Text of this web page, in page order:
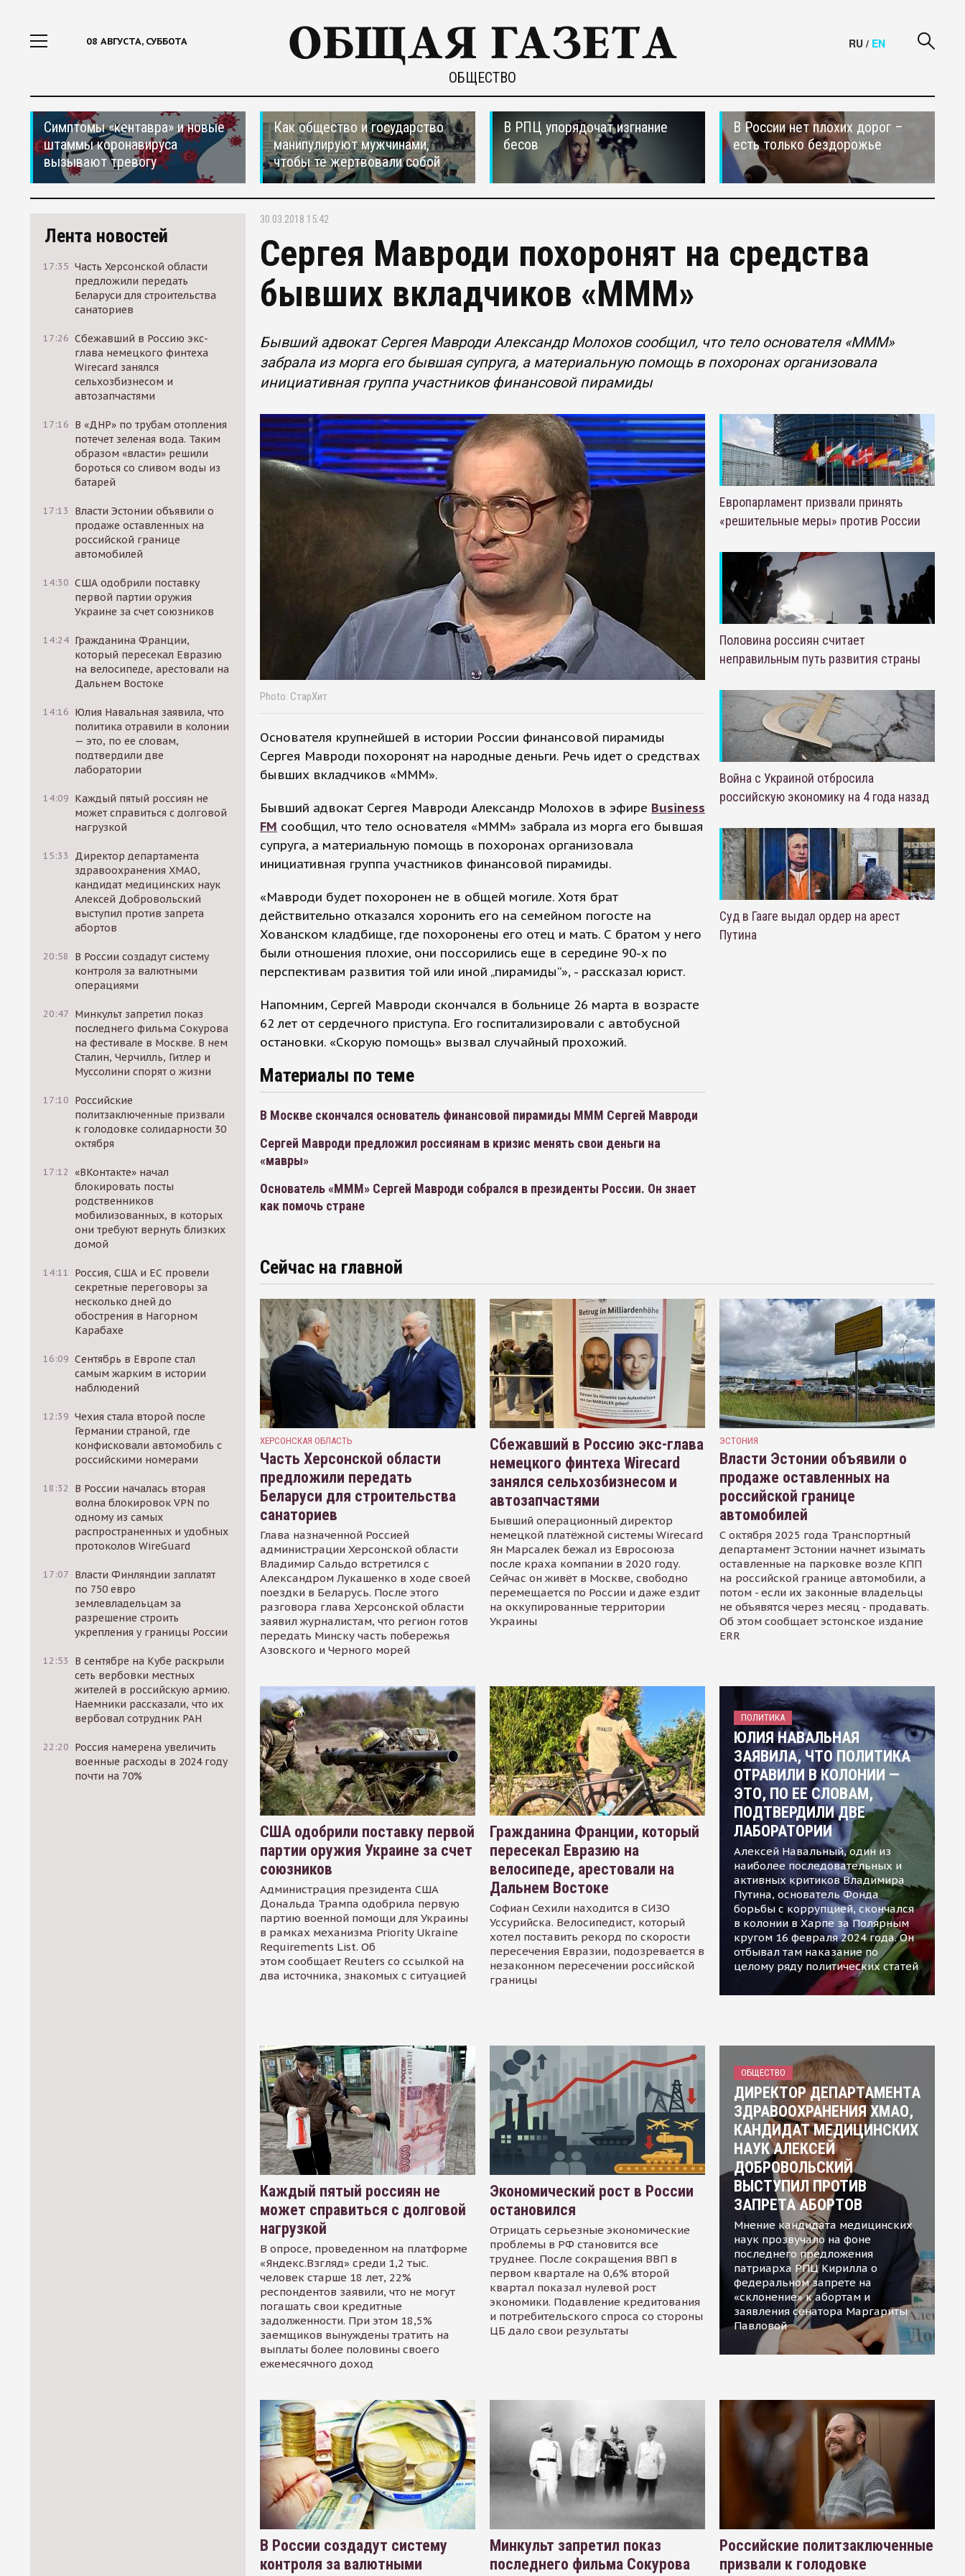
08 АВГУСТА, СУББОТА
ОБЩЕСТВО
RU / EN
Симптомы «кентавра» и новые
штаммы коронавируса
вызывают тревогу
Как общество и государство
манипулируют мужчинами,
чтобы те жертвовали собой
В РПЦ упорядочат изгнание
бесов
В России нет плохих дорог –
есть только бездорожье
Лента новостей
17:35 Часть Херсонской области
предложили передать
Беларуси для строительства
санаториев
17:26 Сбежавший в Россию экс-
глава немецкого финтеха
Wirecard занялся
сельхозбизнесом и
автозапчастями
17:16 В «ДНР» по трубам отопления
потечет зеленая вода. Таким
образом «власти» решили
бороться со сливом воды из
батарей
17:13
Власти Эстонии объявили о
продаже оставленных на
российской границе
автомобилей
14:30 США одобрили поставку
первой партии оружия
Украине за счет союзников
14:24 Гражданина Франции,
который пересекал Евразию
на велосипеде, арестовали на
Дальнем Востоке
14:16 Юлия Навальная заявила, что
политика отравили в колонии
— это, по ее словам,
подтвердили две
лаборатории
14:09 Каждый пятый россиян не
может справиться с долговой
нагрузкой
15:33
Директор департамента
здравоохранения ХМАО,
кандидат медицинских наук
Алексей Добровольский
выступил против запрета
абортов
20:58
В России создадут систему
контроля за валютными
операциями
20:47 Минкульт запретил показ
последнего фильма Сокурова
на фестивале в Москве. В нем
Сталин, Черчилль, Гитлер и
Муссолини спорят о жизни
17:10 Российские
политзаключенные призвали
к голодовке солидарности 30
октября
17:12 «ВКонтакте» начал
блокировать посты
родственников
мобилизованных, в которых
они требуют вернуть близких
домой
14:11
Россия, США и ЕС провели
секретные переговоры за
несколько дней до
обострения в Нагорном
Карабахе
16:09 Сентябрь в Европе стал
самым жарким в истории
наблюдений
12:39 Чехия стала второй после
Германии страной, где
конфисковали автомобиль с
российскими номерами
18:32
В России началась вторая
волна блокировок VPN по
одному из самых
распространенных и удобных
протоколов WireGuard
17:07 Власти Финляндии заплатят
по 750 евро
землевладельцам за
разрешение строить
укрепления у границы России
12:53
В сентябре на Кубе раскрыли
сеть вербовки местных
жителей в российскую армию.
Наемники рассказали, что их
вербовал сотрудник РАН
22:20 Россия намерена увеличить
военные расходы в 2024 году
почти на 70%
30.03.2018 15:42
Сергея Мавроди похоронят на средства
бывших вкладчиков «МММ»
Бывший адвокат Сергея Мавроди Александр Молохов сообщил, что тело основателя «МММ»
забрала из морга его бывшая супруга, а материальную помощь в похоронах организовала
инициативная группа участников финансовой пирамиды
Photo: СтарХит
Основателя крупнейшей в истории России финансовой пирамиды
Сергея Мавроди похоронят на народные деньги. Речь идет о средствах
бывших вкладчиков «МММ».
Бывший адвокат Сергея Мавроди Александр Молохов в эфире Business
FM сообщил, что тело основателя «МММ» забрала из морга его бывшая
супруга, а материальную помощь в похоронах организовала
инициативная группа участников финансовой пирамиды.
«Мавроди будет похоронен не в общей могиле. Хотя брат
действительно отказался хоронить его на семейном погосте на
Хованском кладбище, где похоронены его отец и мать. С братом у него
были отношения плохие, они поссорились еще в середине 90-х по
перспективам развития той или иной „пирамиды“», - рассказал юрист.
Напомним, Сергей Мавроди скончался в больнице 26 марта в возрасте
62 лет от сердечного приступа. Его госпитализировали с автобусной
остановки. «Скорую помощь» вызвал случайный прохожий.
Материалы по теме
В Москве скончался основатель финансовой пирамиды МММ Сергей Мавроди
Сергей Мавроди предложил россиянам в кризис менять свои деньги на
«мавры»
Основатель «МММ» Сергей Мавроди собрался в президенты России. Он знает
как помочь стране
Европарламент призвали принять
«решительные меры» против России
Половина россиян считает
неправильным путь развития страны
Война с Украиной отбросила
российскую экономику на 4 года назад
Суд в Гааге выдал ордер на арест
Путина
Сейчас на главной
ХЕРСОНСКАЯ ОБЛАСТЬ
Часть Херсонской области
предложили передать
Беларуси для строительства
санаториев
Глава назначенной Россией
администрации Херсонской области
Владимир Сальдо встретился с
Александром Лукашенко в ходе своей
поездки в Беларусь. После этого
разговора глава Херсонской области
заявил журналистам, что регион готов
передать Минску часть побережья
Азовского и Черного морей
Сбежавший в Россию экс-глава
немецкого финтеха Wirecard
занялся сельхозбизнесом и
автозапчастями
Бывший операционный директор
немецкой платёжной системы Wirecard
Ян Марсалек бежал из Евросоюза
после краха компании в 2020 году.
Сейчас он живёт в Москве, свободно
перемещается по России и даже ездит
на оккупированные территории
Украины
ЭСТОНИЯ
Власти Эстонии объявили о
продаже оставленных на
российской границе
автомобилей
С октября 2025 года Транспортный
департамент Эстонии начнет изымать
оставленные на парковке возле КПП
на российской границе автомобили, а
потом - если их законные владельцы
не объявятся через месяц - продавать.
Об этом сообщает эстонское издание
ERR
США одобрили поставку первой
партии оружия Украине за счет
союзников
Администрация президента США
Дональда Трампа одобрила первую
партию военной помощи для Украины
в рамках механизма Priority Ukraine
Requirements List. Об
этом сообщает Reuters со ссылкой на
два источника, знакомых с ситуацией
Гражданина Франции, который
пересекал Евразию на
велосипеде, арестовали на
Дальнем Востоке
Софиан Сехили находится в СИЗО
Уссурийска. Велосипедист, который
хотел поставить рекорд по скорости
пересечения Евразии, подозревается в
незаконном пересечении российской
границы
ПОЛИТИКА
ЮЛИЯ НАВАЛЬНАЯ
ЗАЯВИЛА, ЧТО ПОЛИТИКА
ОТРАВИЛИ В КОЛОНИИ —
ЭТО, ПО ЕЕ СЛОВАМ,
ПОДТВЕРДИЛИ ДВЕ
ЛАБОРАТОРИИ
Алексей Навальный, один из
наиболее последовательных и
активных критиков Владимира
Путина, основатель Фонда
борьбы с коррупцией, скончался
в колонии в Харпе за Полярным
кругом 16 февраля 2024 года. Он
отбывал там наказание по
целому ряду политических статей
Каждый пятый россиян не
может справиться с долговой
нагрузкой
В опросе, проведенном на платформе
«Яндекс.Взгляд» среди 1,2 тыс.
человек старше 18 лет, 22%
респондентов заявили, что не могут
погашать свои кредитные
задолженности. При этом 18,5%
заемщиков вынуждены тратить на
выплаты более половины своего
ежемесячного доход
Экономический рост в России
остановился
Отрицать серьезные экономические
проблемы в РФ становится все
труднее. После сокращения ВВП в
первом квартале на 0,6% второй
квартал показал нулевой рост
экономики. Подавление кредитования
и потребительского спроса со стороны
ЦБ дало свои результаты
ОБЩЕСТВО
ДИРЕКТОР ДЕПАРТАМЕНТА
ЗДРАВООХРАНЕНИЯ ХМАО,
КАНДИДАТ МЕДИЦИНСКИХ
НАУК АЛЕКСЕЙ
ДОБРОВОЛЬСКИЙ
ВЫСТУПИЛ ПРОТИВ
ЗАПРЕТА АБОРТОВ
Мнение кандидата медицинских
наук прозвучало на фоне
последнего предложения
патриарха РПЦ Кирилла о
федеральном запрете на
«склонение» к абортам и
заявления сенатора Маргариты
Павловой
В России создадут систему
контроля за валютными
Минкульт запретил показ
последнего фильма Сокурова
Российские политзаключенные
призвали к голодовке